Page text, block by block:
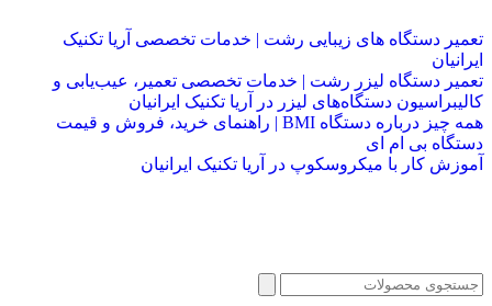
تعمیر دستگاه های زیبایی رشت | خدمات تخصصی آریا تکنیک
ایرانیان
تعمیر دستگاه لیزر رشت | خدمات تخصصی تعمیر، عیب‌یابی و
کالیبراسیون دستگاه‌های لیزر در آریا تکنیک ایرانیان
همه چیز درباره دستگاه BMI | راهنمای خرید، فروش و قیمت
دستگاه بی ام ای
آموزش کار با میکروسکوپ در آریا تکنیک ایرانیان